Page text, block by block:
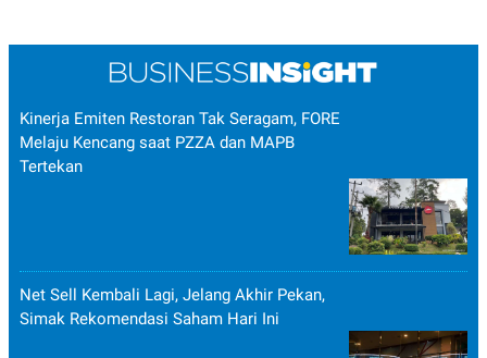
Kinerja Emiten Restoran Tak Seragam, FORE
Melaju Kencang saat PZZA dan MAPB
Tertekan
Net Sell Kembali Lagi, Jelang Akhir Pekan,
Simak Rekomendasi Saham Hari Ini